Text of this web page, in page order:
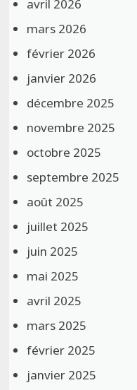
avril 2026
mars 2026
février 2026
janvier 2026
décembre 2025
novembre 2025
octobre 2025
septembre 2025
août 2025
juillet 2025
juin 2025
mai 2025
avril 2025
mars 2025
février 2025
janvier 2025